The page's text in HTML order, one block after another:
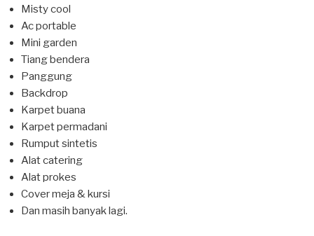
Misty cool
Ac portable
Mini garden
Tiang bendera
Panggung
Backdrop
Karpet buana
Karpet permadani
Rumput sintetis
Alat catering
Alat prokes
Cover meja & kursi
Dan masih banyak lagi.